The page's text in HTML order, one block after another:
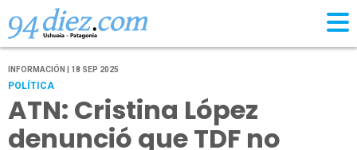
INFORMACIÓN | 18 SEP 2025
POLÍTICA
ATN: Cristina López
denunció que TDF no